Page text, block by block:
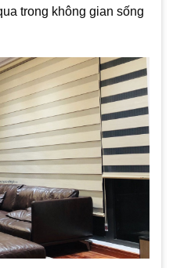
trong không gian sống